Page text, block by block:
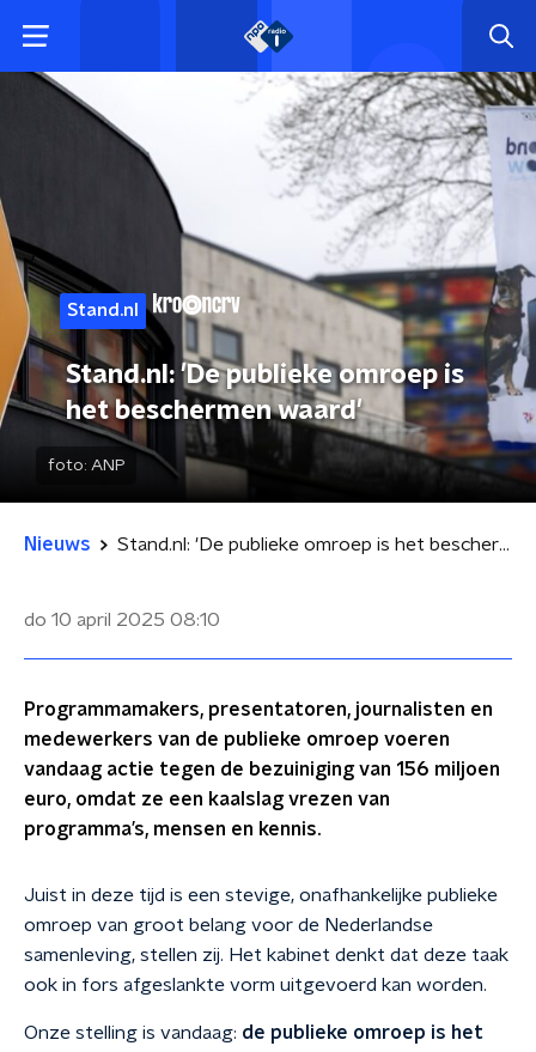
Stand.nl
Stand.nl: 'De publieke omroep is
het beschermen waard'
foto: ANP
Nieuws Stand.nl: 'De publieke omroep is het beschermen waard'
do 10 april 2025 08:10
Programmamakers, presentatoren, journalisten en
medewerkers van de publieke omroep voeren
vandaag actie tegen de bezuiniging van 156 miljoen
euro, omdat ze een kaalslag vrezen van
programma’s, mensen en kennis.
Juist in deze tijd is een stevige, onafhankelijke publieke
omroep van groot belang voor de Nederlandse
samenleving, stellen zij. Het kabinet denkt dat deze taak
ook in fors afgeslankte vorm uitgevoerd kan worden.
Onze stelling is vandaag: de publieke omroep is het